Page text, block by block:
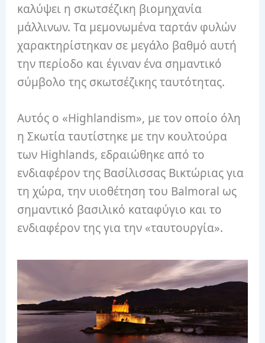
καλύψει η σκωτσέζικη βιομηχανία
μάλλινων. Τα μεμονωμένα ταρτάν φυλών
χαρακτηρίστηκαν σε μεγάλο βαθμό αυτή
την περίοδο και έγιναν ένα σημαντικό
σύμβολο της σκωτσέζικης ταυτότητας.
Αυτός ο «Highlandism», με τον οποίο όλη
η Σκωτία ταυτίστηκε με την κουλτούρα
των Highlands, εδραιώθηκε από το
ενδιαφέρον της Βασίλισσας Βικτώριας για
τη χώρα, την υιοθέτηση του Balmoral ως
σημαντικό βασιλικό καταφύγιο και το
ενδιαφέρον της για την «ταυτουργία».